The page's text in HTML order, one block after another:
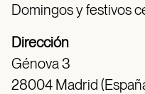
Domingos y festivos
Dirección
Génova 3
28004 Madrid